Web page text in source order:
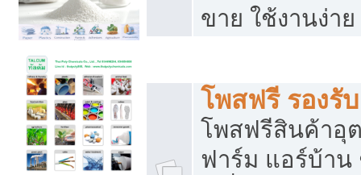
ขาย ใช้งานง่าย
โพสฟรี รองรั
โพสฟรีสินค้าอุ
ฟาร์ม แอร์บ้าน